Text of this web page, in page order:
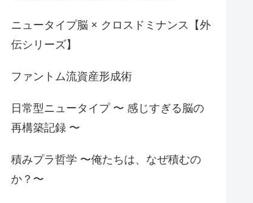
ニュータイプ脳 × クロスドミナンス【外
伝シリーズ】
ファントム流資産形成術
日常型ニュータイプ 〜 感じすぎる脳の
再構築記録 〜
積みプラ哲学 〜俺たちは、なぜ積むの
か？〜